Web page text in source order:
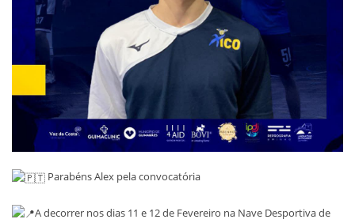
Parabéns Alex pela convocatória
A decorrer nos dias 11 e 12 de Fevereiro na Nave Desportiva de